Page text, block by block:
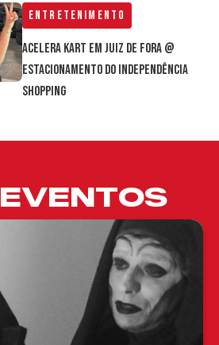
Entretenimento
Acelera Kart em Juiz de Fora @
estacionamento do Independência
Shopping
EVENTOS